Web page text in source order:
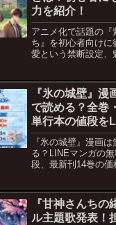
力を紹介！
アニメ化で話題の『
ち』を初心者向け
愛という禁断設定、
す。
『氷の城壁』漫
で読める？全巻
単行本の値段を
モア/Amazon/
理
『氷の城壁』漫画
る？LINEマンガの
段、最新刊14巻の価
『甘神さんちの
ル主題歌発表！